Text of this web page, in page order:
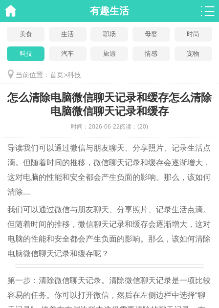
有趣生活
美食 生活 职场 母婴 时尚
科技 汽车 旅游 情感 宠物
当前位置： 首页>科技
怎么清除电脑微信聊天记录和缓存怎么清除
电脑微信聊天记录和缓存
时间： 2026-06-22阅读： (20)
导读我们可以通过微信与朋友聊天、分享照片、记录生活点
滴。但随着时间的推移，微信聊天记录和缓存会逐渐增大，
这对电脑的性能和安全都会产生负面的影响。那么，该如何
清除....
我们可以通过微信与朋友聊天、分享照片、记录生活点滴。
但随着时间的推移，微信聊天记录和缓存会逐渐增大，这对
电脑的性能和安全都会产生负面的影响。那么，该如何清除
电脑微信聊天记录和缓存呢？
第一步：清除微信聊天记录。清除微信聊天记录是一项比较
容易的任务。你可以打开微信，然后在左侧边栏中选择“聊